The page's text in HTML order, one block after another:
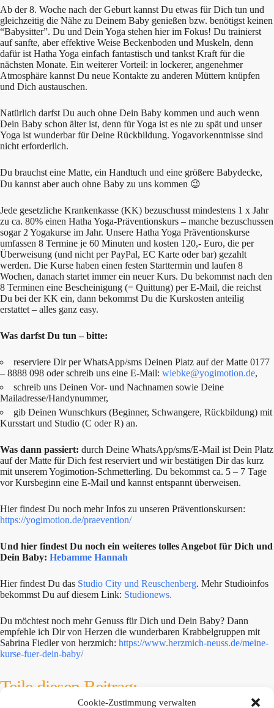
Cookie-Zustimmung verwalten
Ab der 8. Woche nach der Geburt kannst Du etwas für Dich tun und
gleichzeitig die Nähe zu Deinem Baby genießen bzw. benötigst keinen
“Babysitter”. Du und Dein Yoga stehen hier im Fokus! Du trainierst
auf sanfte, aber effektive Weise Beckenboden und Muskeln, denn
dafür ist Hatha Yoga einfach fantastisch und tankst Kraft für die
nächsten Monate. Ein weiterer Vorteil: in lockerer, angenehmer
Atmosphäre kannst Du neue Kontakte zu anderen Müttern knüpfen
und Dich austauschen.
Natürlich darfst Du auch ohne Dein Baby kommen und auch wenn
Dein Baby schon älter ist, denn für Yoga ist es nie zu spät und unser
Yoga ist wunderbar für Deine Rückbildung. Yogavorkenntnisse sind
nicht erforderlich.
Du brauchst eine Matte, ein Handtuch und eine größere Babydecke,
Du kannst aber auch ohne Baby zu uns kommen 😉
Jede gesetzliche Krankenkasse (KK) bezuschusst mindestens 1 x Jahr
zu ca. 80% einen Hatha Yoga-Präventionskurs – manche bezuschussen
sogar 2 Yogakurse im Jahr. Unsere Hatha Yoga Präventionskurse
umfassen 8 Termine je 60 Minuten und kosten 120,- Euro, die per
Überweisung (und nicht per PayPal, EC Karte oder bar) gezahlt
werden. Die Kurse haben einen festen Starttermin und laufen 8
Wochen, danach startet immer ein neuer Kurs. Du bekommst nach den
8 Terminen eine Bescheinigung (= Quittung) per E-Mail, die reichst
Du bei der KK ein, dann bekommst Du die Kurskosten anteilig
erstattet – alles ganz easy.
Was darfst Du tun – bitte:
reserviere Dir per WhatsApp/sms Deinen Platz auf der Matte 0177
– 8888 098 oder schreib uns eine E-Mail: wiebke@yogimotion.de,
schreib uns Deinen Vor- und Nachnamen sowie Deine
Mailadresse/Handynummer,
gib Deinen Wunschkurs (Beginner, Schwangere, Rückbildung) mit
Kursstart und Studio (C oder R) an.
Was dann passiert: durch Deine WhatsApp/sms/E-Mail ist Dein Platz
auf der Matte für Dich fest reserviert und wir bestätigen Dir das kurz
mit unserem Yogimotion-Schmetterling. Du bekommst ca. 5 – 7 Tage
vor Kursbeginn eine E-Mail und kannst entspannt überweisen.
Hier findest Du noch mehr Infos zu unseren Präventionskursen:
https://yogimotion.de/praevention/
Und hier findest Du noch ein weiteres tolles Angebot für Dich und
Dein Baby: Hebamme Hannah
Hier findest Du das Studio City und Reuschenberg. Mehr Studioinfos
bekommst Du auf diesem Link: Studionews.
Du möchtest noch mehr Genuss für Dich und Dein Baby? Dann
empfehle ich Dir von Herzen die wunderbaren Krabbelgruppen mit
Sabrina Fiedler von herzmich: https://www.herzmich-neuss.de/meine-
kurse-fuer-dein-baby/
Teile diesen Beitrag: